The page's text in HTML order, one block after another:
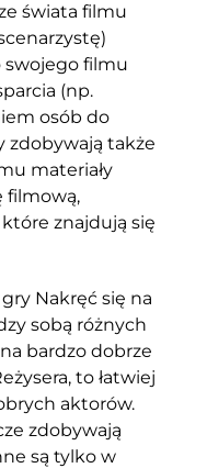
świata filmu
swojego filmu
(np.
osób do
zdobywają także
materiały
filmową,
znajdują się
Nakręć się na
sobą różnych
bardzo dobrze
to łatwiej
aktorów.
zdobywają
są tylko w